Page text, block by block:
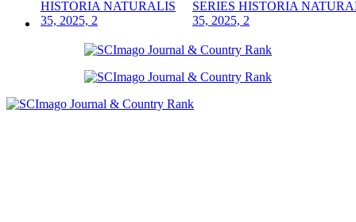
SERIES HISTORIA
35, 2025, 2